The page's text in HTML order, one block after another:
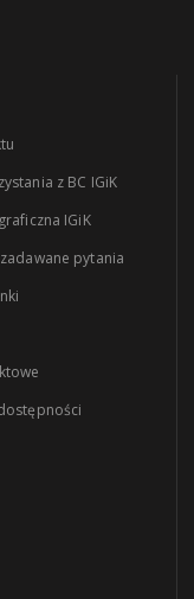
z BC IGiK
IGiK
pytania